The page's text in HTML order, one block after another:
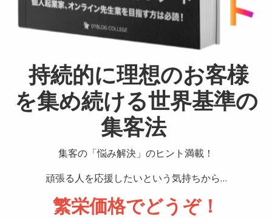
持続的に理想のお客様
を集め続ける世界基準の
集客法
集客の「悩み解決」のヒント満載！
頑張る人を応援したいという気持ちから…
繁栄価格でどうぞ！